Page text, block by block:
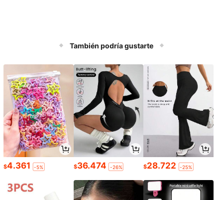
También podría gustarte
$4.361 -5% $36.474 -26% $28.722 -25%